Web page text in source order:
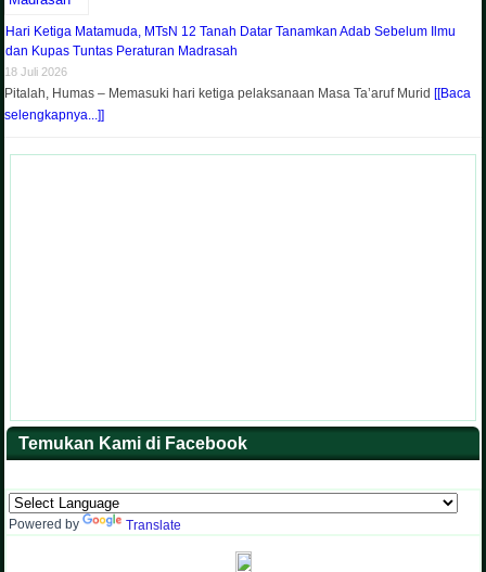
Hari Ketiga Matamuda, MTsN 12 Tanah Datar Tanamkan Adab Sebelum Ilmu
dan Kupas Tuntas Peraturan Madrasah
18 Juli 2026
Pitalah, Humas – Memasuki hari ketiga pelaksanaan Masa Ta’aruf Murid[[Baca
selengkapnya...]]
Temukan Kami di Facebook
Powered by Translate